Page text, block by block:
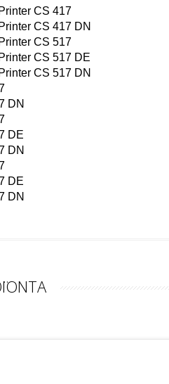
CS 417
CS 417 DN
CS 517
CS 517 DE
CS 517 DN
DN
DE
DN
DE
DN